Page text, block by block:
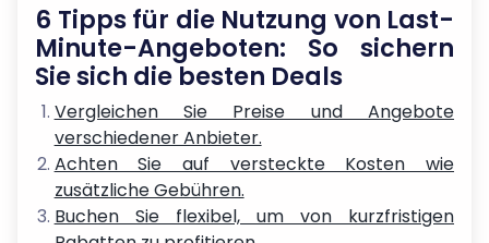
6 Tipps für die Nutzung von Last-
Minute-Angeboten: So sichern
Sie sich die besten Deals
Vergleichen Sie Preise und Angebote
verschiedener Anbieter.
Achten Sie auf versteckte Kosten wie
zusätzliche Gebühren.
Buchen Sie flexibel, um von kurzfristigen